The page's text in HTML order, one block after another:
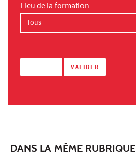
Lieu de la formation
DANS LA MÊME RUBRIQUE